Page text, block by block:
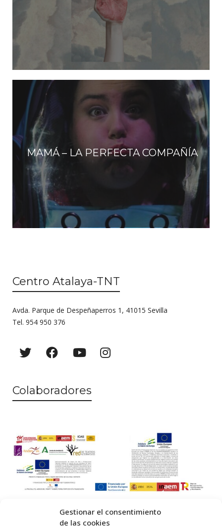
Gestionar el consentimiento
de las cookies
MAMÁ – LA PERFECTA COMPAÑÍA
Centro Atalaya-TNT
Avda. Parque de Despeñaperros 1, 41015 Sevilla
Tel. 954 950 376
Colaboradores